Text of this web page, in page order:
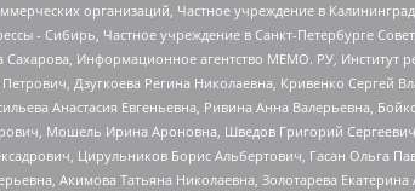
организаций, Частное учреждение в
- Сибирь, Частное учреждение в Санкт-Петербурге
Информационное агентство МЕМО. РУ,
Петрович, Дзугкоева Регина Николаевна, Кривенко
Анастасия Евгеньевна, Ривина Анна Валерьевна,
Мошель Ирина Ароновна, Шведов Григорий
Цирульников Борис Альбертович, Гасан Ольга
Акимова Татьяна Николаевна, Золотарева